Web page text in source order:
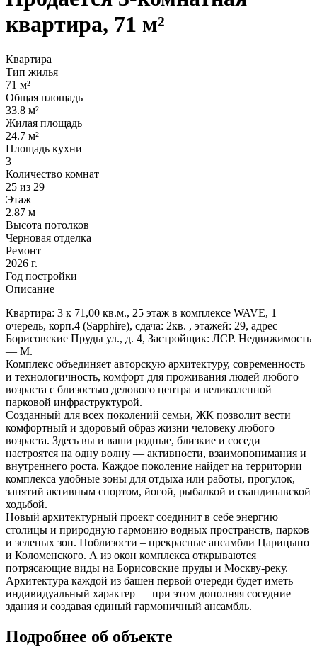
квартира, 71 м²
Квартира
Тип жилья
71 м²
Общая площадь
33.8 м²
Жилая площадь
24.7 м²
Площадь кухни
3
Количество комнат
25 из 29
Этаж
2.87 м
Высота потолков
Черновая отделка
Ремонт
2026 г.
Год постройки
Описание
Квартира: 3 к 71,00 кв.м., 25 этаж в комплексе WAVE, 1
очередь, корп.4 (Sapphire), сдача: 2кв. , этажей: 29, адрес
Борисовские Пруды ул., д. 4, Застройщик: ЛСР. Недвижимость
— М.
Комплекс объединяет авторскую архитектуру, современность
и технологичность, комфорт для проживания людей любого
возраста с близостью делового центра и великолепной
парковой инфраструктурой.
Созданный для всех поколений семьи, ЖК позволит вести
комфортный и здоровый образ жизни человеку любого
возраста. Здесь вы и ваши родные, близкие и соседи
настроятся на одну волну — активности, взаимопонимания и
внутреннего роста. Каждое поколение найдет на территории
комплекса удобные зоны для отдыха или работы, прогулок,
занятий активным спортом, йогой, рыбалкой и скандинавской
ходьбой.
Новый архитектурный проект соединит в себе энергию
столицы и природную гармонию водных пространств, парков
и зеленых зон. Поблизости – прекрасные ансамбли Царицыно
и Коломенского. А из окон комплекса открываются
потрясающие виды на Борисовские пруды и Москву-реку.
Архитектура каждой из башен первой очереди будет иметь
индивидуальный характер — при этом дополняя соседние
здания и создавая единый гармоничный ансамбль.
Подробнее об объекте